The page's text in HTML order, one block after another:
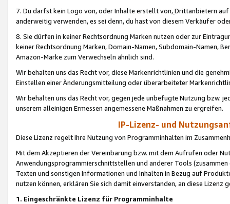
7. Du darfst kein Logo von, oder Inhalte erstellt von,Drittanbietern auf
anderweitig verwenden, es sei denn, du hast von diesem Verkäufer
8. Sie dürfen in keiner Rechtsordnung Marken nutzen oder zur
keiner Rechtsordnung Marken, Domain-Namen, Subdomain-Namen,
Amazon-Marke zum Verwechseln ähnlich sind.
Wir behalten uns das Recht vor, diese Markenrichtlinien und die
Einstellen einer Änderungsmitteilung oder überarbeiteter
Wir behalten uns das Recht vor, gegen jede unbefugte Nutzung bzw.
unserem alleinigen Ermessen angemessene Maßnahmen zu ergreifen.
IP-Lizenz- und
Diese Lizenz regelt Ihre Nutzung von Programminhalten im
Mit dem Akzeptieren der Vereinbarung bzw. mit dem Aufrufen oder
Anwendungsprogrammierschnittstellen und anderer Tools (zusammen
Texten und sonstigen Informationen und Inhalten in Bezug auf
nutzen können, erklären Sie sich damit einverstanden, an diese Lizenz
1. Eingeschränkte Lizenz für Programminhalte